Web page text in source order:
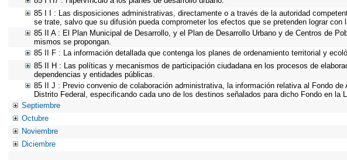
85 I I : Las disposiciones administrativas, directamente o a través de la autoridad
se trate, salvo que su difusión pueda comprometer los efectos que se pretenden lograr
85 II A : El Plan Municipal de Desarrollo, y el Plan de Desarrollo Urbano y de Centros de
mismos se propongan.
85 II F : La información detallada que contenga los planes de ordenamiento territorial y
85 II H : Las políticas y mecanismos de participación ciudadana en los procesos de
dependencias y entidades públicas.
85 II J : Previo convenio de colaboración administrativa, la información relativa al Fondo
Distrito Federal, especificando cada uno de los destinos señalados para dicho Fondo en la
Septiembre
Octubre
Noviembre
Diciembre